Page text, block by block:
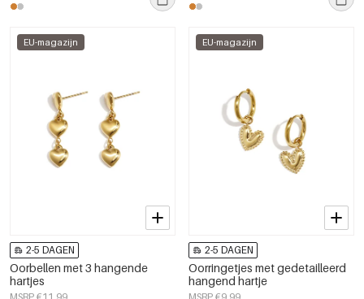
EU-magazijn
2-5 DAGEN
Oorbellen met 3 hangende
hartjes
EU-magazijn
2-5 DAGEN
Oorringetjes met gedetailleerd
hangend hartje